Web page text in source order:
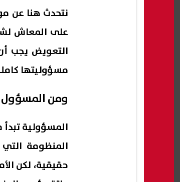
نتحدث هنا عن
على المعاش
التعويض يجب
مسؤوليتها
ومن المسؤول
المسؤولية
المنظومة
حقيقية، لكن